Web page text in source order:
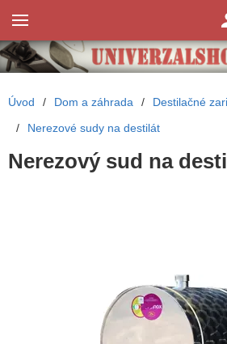
Úvod / Dom a záhrada /
Destilačné
/
Nerezové sudy na destilát
Nerezový sud na